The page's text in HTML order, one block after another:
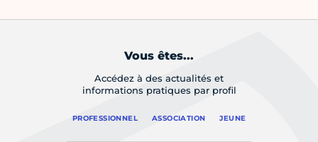
Vous êtes...
Accédez à des actualités et
informations pratiques par profil
PROFESSIONNEL ASSOCIATION JEUNE